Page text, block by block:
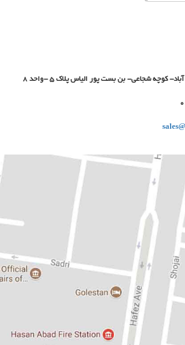
کوچه شجاعی- بن بست پور الیاس پلاک 5 -واحد 8